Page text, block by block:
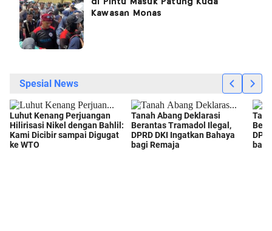
di Pintu Masuk Patung Kuda
Kawasan Monas